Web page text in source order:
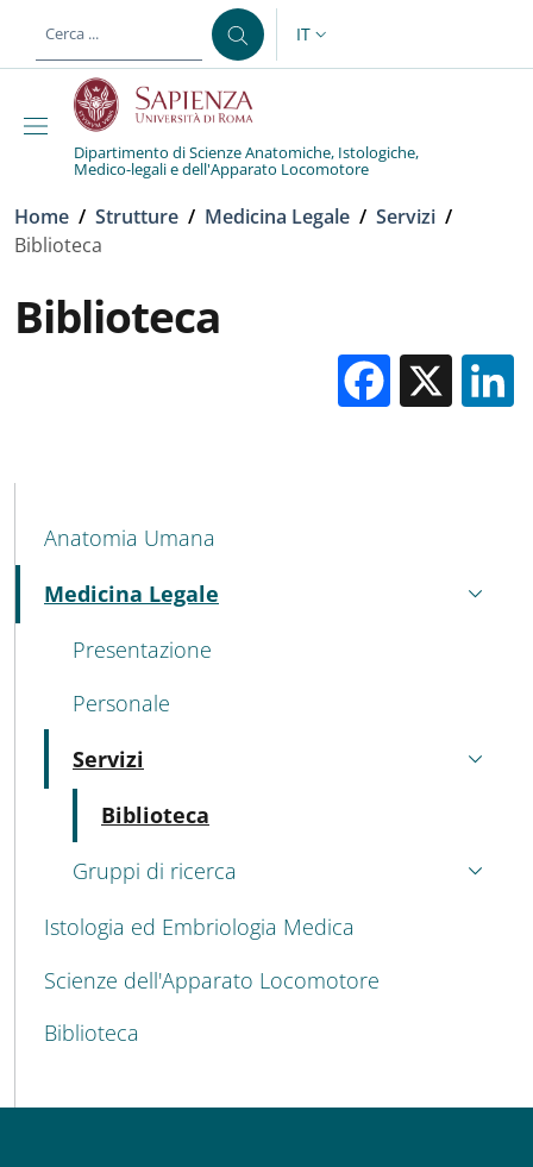
al contenuto principale
SELETTORE LINGUA:
IT
Dipartimento di Scienze Anatomiche, Istologiche,
Medico-legali e dell'Apparato Locomotore
Briciole di pane
Home / Strutture / Medicina Legale / Servizi /
Biblioteca
Biblioteca
X
MAIN NAVIGATION
Anatomia Umana
Medicina Legale
Attivo
Presentazione
Personale
Servizi
Attivo
Biblioteca
Gruppi di ricerca
Istologia ed Embriologia Medica
Scienze dell'Apparato Locomotore
Biblioteca